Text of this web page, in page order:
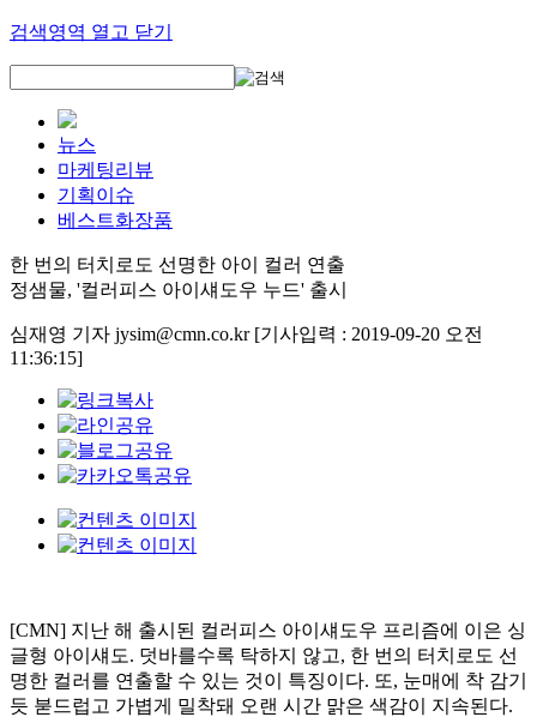
검색영역 열고 닫기
뉴스
마케팅리뷰
기획이슈
베스트화장품
한 번의 터치로도 선명한 아이 컬러 연출
정샘물, '컬러피스 아이섀도우 누드' 출시
심재영 기자 jysim@cmn.co.kr [기사입력 : 2019-09-20 오전
11:36:15]
[CMN] 지난 해 출시된 컬러피스 아이섀도우 프리즘에 이은 싱
글형 아이섀도. 덧바를수록 탁하지 않고, 한 번의 터치로도 선
명한 컬러를 연출할 수 있는 것이 특징이다. 또, 눈매에 착 감기
듯 붇드럽고 가볍게 밀착돼 오랜 시간 맑은 색감이 지속된다.